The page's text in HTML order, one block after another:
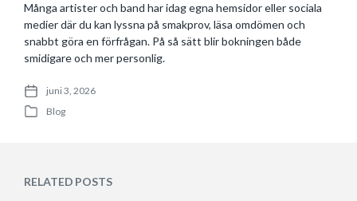
Många artister och band har idag egna hemsidor eller sociala
medier där du kan lyssna på smakprov, läsa omdömen och
snabbt göra en förfrågan. På så sätt blir bokningen både
smidigare och mer personlig.
P
t
juni 3, 2026
P
d
Blog
RELATED POSTS